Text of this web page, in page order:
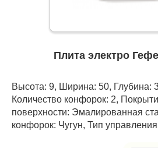
Плита электро
Высота: 9, Ширина: 50, Глубина:
Количество конфорок: 2,
поверхности: Эмалированная
конфорок: Чугун, Тип